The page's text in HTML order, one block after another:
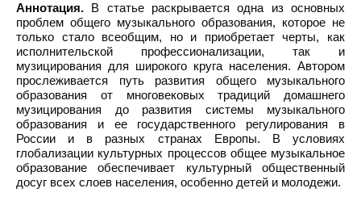
Аннотация. В статье раскрывается одна из основных
проблем общего музыкального образования, которое не
только стало всеобщим, но и приобретает черты, как
исполнительской профессионализации, так и
музицирования для широкого круга населения. Автором
прослеживается путь развития общего музыкального
образования от многовековых традиций домашнего
музицирования до развития системы музыкального
образования и ее государственного регулирования в
России и в разных странах Европы. В условиях
глобализации культурных процессов общее музыкальное
образование обеспечивает культурный общественный
досуг всех слоев населения, особенно детей и молодежи.